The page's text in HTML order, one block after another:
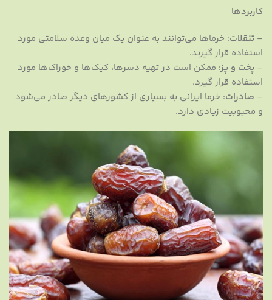
کاربردها
– تنقلات: خرماها می‌توانند به عنوان یک میان وعده سلامتی مورد
استفاده قرار گیرند.
– پخت و پز: ممکن است در تهیه دسرها، کیک‌ها و خوراک‌ها مورد
استفاده قرار گیرد.
– صادرات: خرما ایرانی به بسیاری از کشورهای دیگر صادر می‌شود
و محبوبیت زیادی دارد.